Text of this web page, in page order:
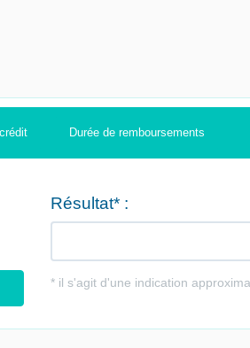
Durée de remboursements